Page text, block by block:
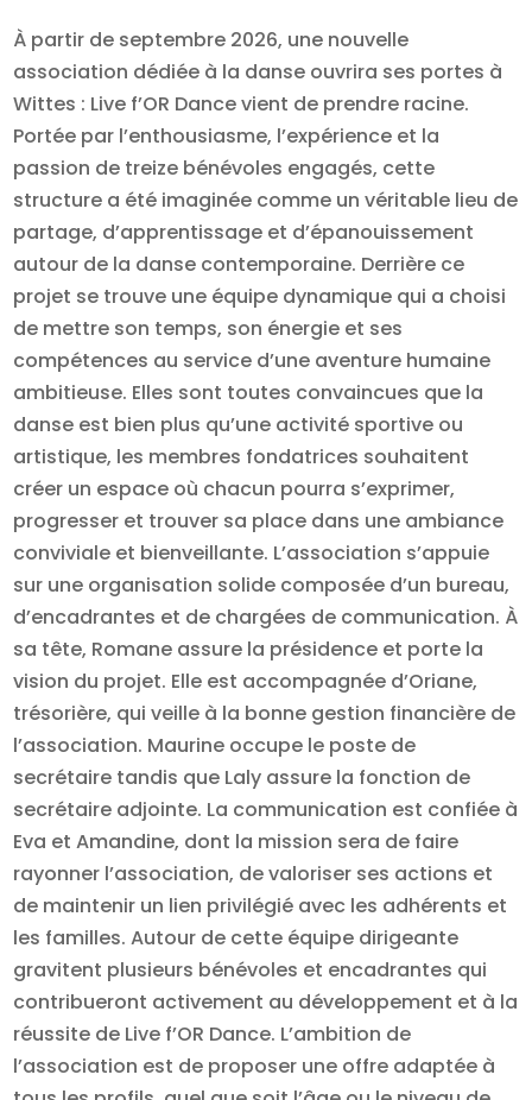
À partir de septembre 2026, une nouvelle
association dédiée à la danse ouvrira ses portes à
Wittes : Live f’OR Dance vient de prendre racine.
Portée par l’enthousiasme, l’expérience et la
passion de treize bénévoles engagés, cette
structure a été imaginée comme un véritable lieu de
partage, d’apprentissage et d’épanouissement
autour de la danse contemporaine. Derrière ce
projet se trouve une équipe dynamique qui a choisi
de mettre son temps, son énergie et ses
compétences au service d’une aventure humaine
ambitieuse. Elles sont toutes convaincues que la
danse est bien plus qu’une activité sportive ou
artistique, les membres fondatrices souhaitent
créer un espace où chacun pourra s’exprimer,
progresser et trouver sa place dans une ambiance
conviviale et bienveillante. L’association s’appuie
sur une organisation solide composée d’un bureau,
d’encadrantes et de chargées de communication. À
sa tête, Romane assure la présidence et porte la
vision du projet. Elle est accompagnée d’Oriane,
trésorière, qui veille à la bonne gestion financière de
l’association. Maurine occupe le poste de
secrétaire tandis que Laly assure la fonction de
secrétaire adjointe. La communication est confiée à
Eva et Amandine, dont la mission sera de faire
rayonner l’association, de valoriser ses actions et
de maintenir un lien privilégié avec les adhérents et
les familles. Autour de cette équipe dirigeante
gravitent plusieurs bénévoles et encadrantes qui
contribueront activement au développement et à la
réussite de Live f’OR Dance. L’ambition de
l’association est de proposer une offre adaptée à